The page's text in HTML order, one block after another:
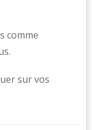
comme
sur vos